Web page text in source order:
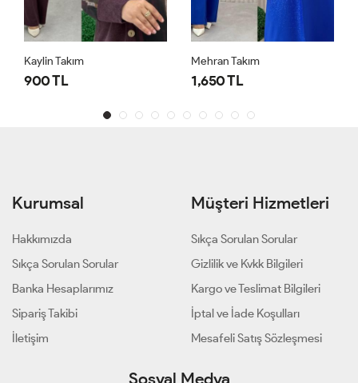
Kaylin Takım
900 TL
Mehran Takım
1,650 TL
Kurumsal
Hakkımızda
Sıkça Sorulan Sorular
Banka Hesaplarımız
Sipariş Takibi
İletişim
Müşteri Hizmetleri
Sıkça Sorulan Sorular
Gizlilik ve Kvkk Bilgileri
Kargo ve Teslimat Bilgileri
İptal ve İade Koşulları
Mesafeli Satış Sözleşmesi
Sosyal Medya